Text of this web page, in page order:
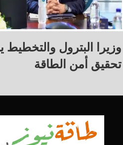
وزيرا البترول والتخطيط
تحقيق أمن الطاقة